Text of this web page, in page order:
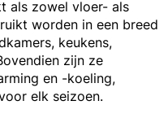
als zowel vloer- als
worden in een breed
keukens,
zijn ze
en -koeling,
elk seizoen.